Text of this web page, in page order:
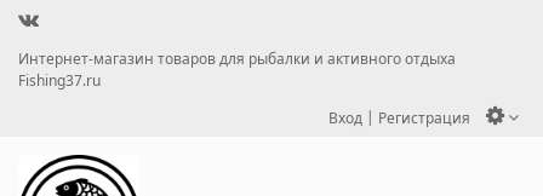
Интернет-магазин товаров для рыбалки и активного отдыха
Fishing37.ru
Вход | Регистрация